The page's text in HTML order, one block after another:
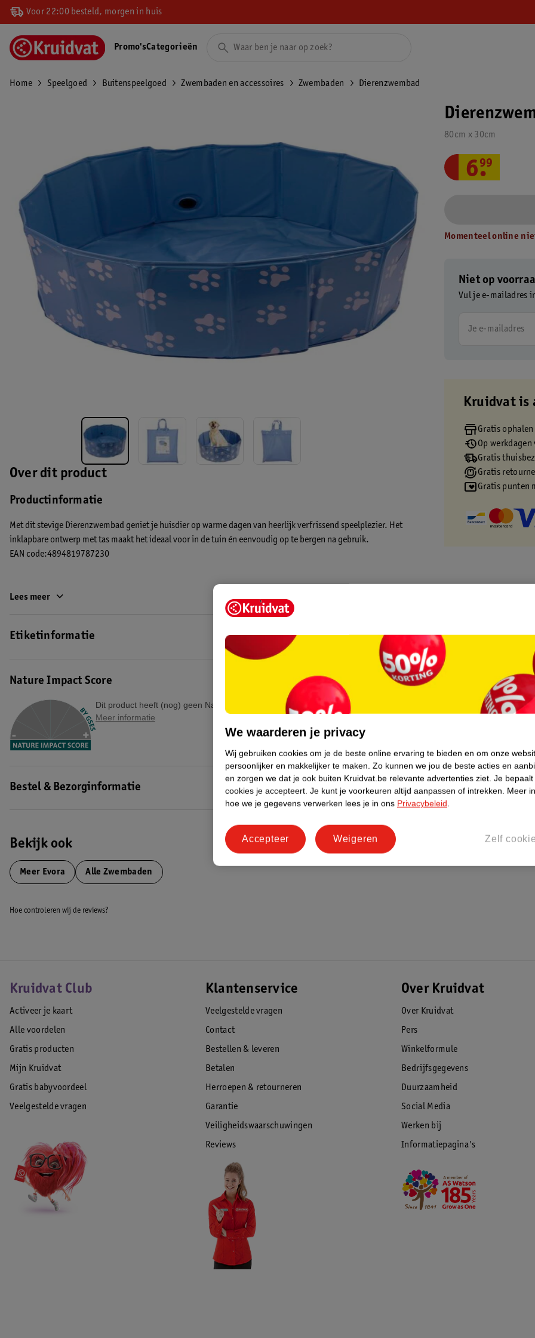
Voor 22:00 besteld, morgen in huis
Promo'sCategorieën
Home Speelgoed Buitenspeelgoed Zwembaden en accessoires Zwembaden Dierenzwembad
Over dit product
Productinformatie
Met dit stevige Dierenzwembad geniet je huisdier op warme dagen van heerlijk verfrissend speelplezier. Het
inklapbare ontwerp met tas maakt het ideaal voor in de tuin én eenvoudig op te bergen na gebruik.
EAN code:4894819787230
Lees meer
Etiketinformatie
Nature Impact Score
Dit product heeft (nog) geen Nature Impact Score.
Meer informatie
Bestel & Bezorginformatie
Bekijk ook
Meer Evora Alle Zwembaden
80cm x 30cm
6.
99
Momenteel online
Niet op
Vul je e-mailadres
Je e-mailadres
Kruidvat is
Gratis
Op
Gratis
Gratis
Gratis punten
Hoe controleren wij de reviews?
Kruidvat Club
Activeer je kaart
Alle voordelen
Gratis producten
Mijn Kruidvat
Gratis babyvoordeel
Veelgestelde vragen
Klantenservice
Veelgestelde vragen
Contact
Bestellen & leveren
Betalen
Herroepen & retourneren
Garantie
Veiligheidswaarschuwingen
Reviews
Over Kruidvat
Over Kruidvat
Pers
Winkelformule
Bedrijfsgegevens
Duurzaamheid
Social Media
Werken bij
Informatiepagina's
We waarderen je privacy
Wij gebruiken cookies om je de beste online ervaring te bieden en om onze
persoonlijker en makkelijker te maken. Zo kunnen we jou de beste acties en
en zorgen we dat je ook buiten Kruidvat.be relevante advertenties ziet. Je
cookies je accepteert. Je kunt je voorkeuren altijd aanpassen of intrekken. Meer
hoe we je gegevens verwerken lees je in ons Privacybeleid.
Zelf
Weigeren
Accepteer